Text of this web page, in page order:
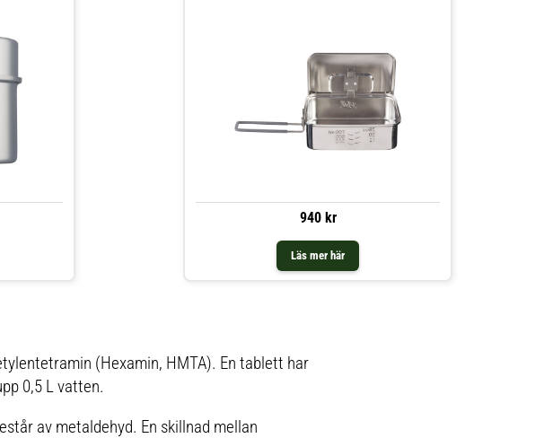
940 kr
Läs mer här
(Hexamin, HMTA). En tablett har
0,5 L vatten.
av metaldehyd. En skillnad mellan